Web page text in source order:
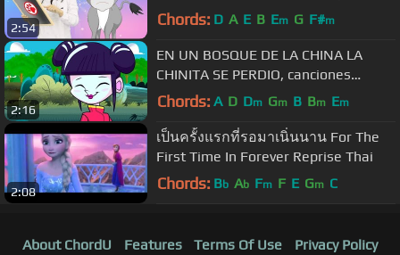
2:54
Official Video
Chords: D A E B Em G F#m
2:16
EN UN BOSQUE DE LA CHINA LA
CHINITA SE PERDIO, canciones
infantiles
Chords: A D Dm Gm B Bm Em
2:08
เป็นครั้งแรกที่รอมาเนิ่นนาน For The
First Time In Forever Reprise Thai
Chords: Bb Ab Fm F E Gm C
About ChordU Features Terms Of Use
Privacy Policy